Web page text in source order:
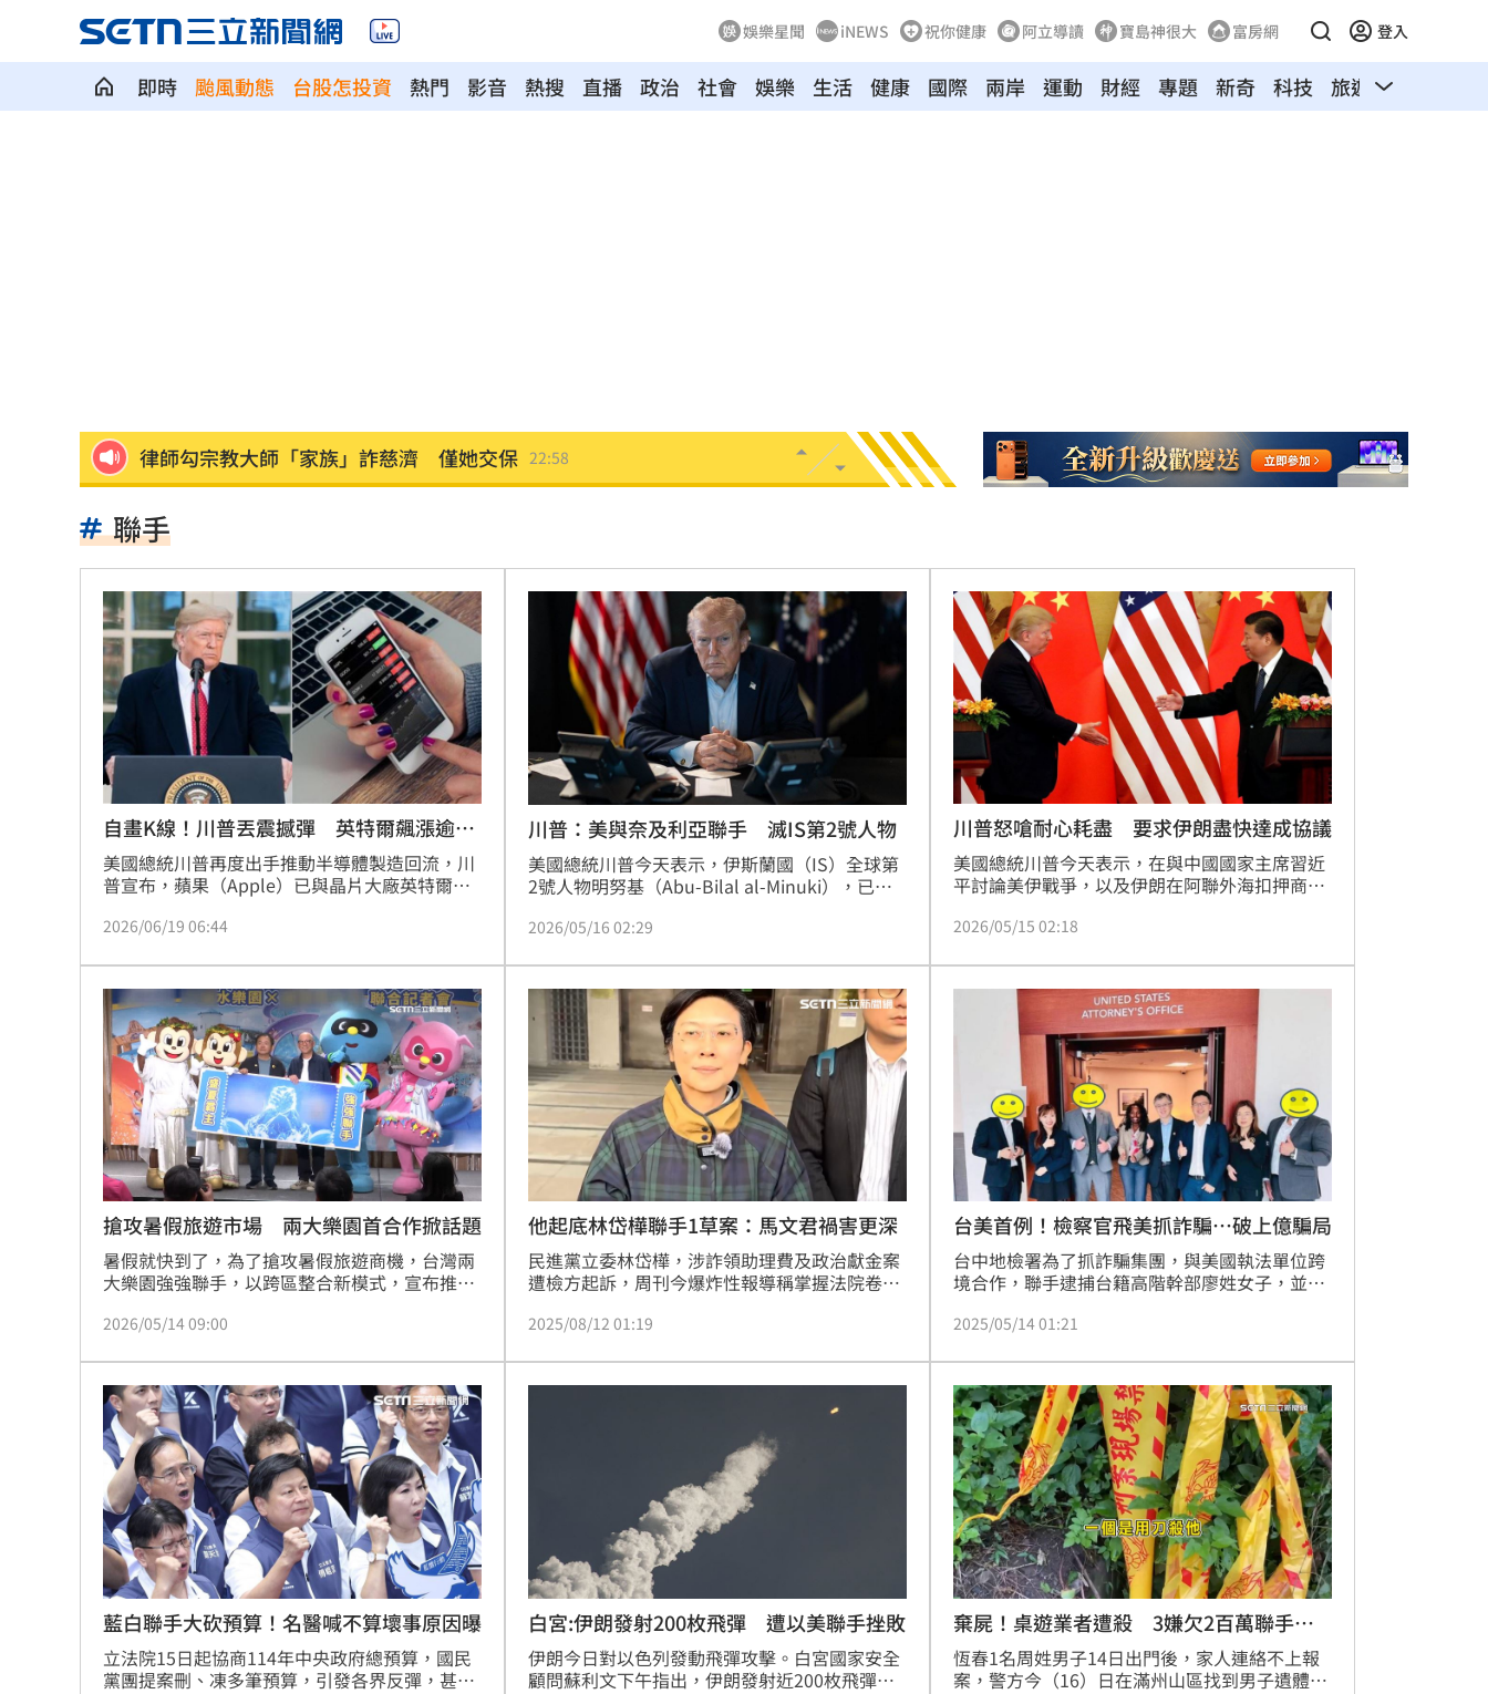
娛樂星聞 iNEWS 祝你健康 阿立導讀 寶島神很大 富房網 登入
即時 颱風動態 台股怎投資 熱門 影音 熱搜 直播 政治 社會 娛樂 生活 健康 國際 兩岸 運動 財經 專題 新奇 科技 旅遊 汽車
律師勾宗教大師「家族」詐慈濟 僅她交保 22:58
圖書館借書作者賺什麼？菜販作家：有錢領
日神級甜點快閃台北！連5天「買一送一」
逾21萬員工受惠！美銀年砸78億補助瘦瘦針
屏東綠鬣蜥已抓9萬隻 最強獵人領98萬元 22:49
媽媽急過頭！瞞女兒投履歷還安... 22:46
她超商買熱狗拿3包醬！竟遭店長嗆「1句」 22:41
BNT詐慈濟10億 醫嘆：還給陳時中清白
狂打雙殺超嘔 陳傑憲換策略一揮變2分砲 22:39
洋妞穿透視裝逛越南古蹟！導覽員不忍了 22:37
毒駕無照還肇逃！南港瑪莎拉蒂男到案認了 22:35
轉戰股市遭槓桿反噬 韓健身網紅虧1500萬 22:35
EZ Way捲個資疑慮風波！關務署要出手了 22:31
台灣彩券開獎直播中 20:31
LIVE三立+24小時直播 15:27
三立iNEWS新聞台線上直播
聯手
自畫K線！川普丟震撼彈 英特爾飆漲逾
10%
美國總統川普再度出手推動半導體製造回流，川
普宣布，蘋果（Apple）已與晶片大廠英特爾
設計與生產晶片，英特爾股價終場飆漲12.89美
2026/06/19 06:44
川普：美與奈及利亞聯手 滅IS第2號人物
美國總統川普今天表示，伊斯蘭國（IS）全球第
2號人物明努基（Abu-Bilal al-Minuki），已在
斃。
2026/05/16 02:29
川普怒嗆耐心耗盡 要求伊朗盡快達成協議
美國總統川普今天表示，在與中國國家主席習近
平討論美伊戰爭，以及伊朗在阿聯外海扣押商船
2026/05/15 02:18
搶攻暑假旅遊市場 兩大樂園首合作掀話題
暑假就快到了，為了搶攻暑假旅遊商機，台灣兩
大樂園強強聯手，以跨區整合新模式，宣布推出
估入園人次翻倍，也將為國旅觀光注入新動能。
2026/05/14 09:00
他起底林岱樺聯手1草案：馬文君禍害更深
民進黨立委林岱樺，涉詐領助理費及政治獻金案
遭檢方起訴，周刊今爆炸性報導稱掌握法院卷
手機對話自稱「頂禮恩師、擁抱老公」、「愛您
榮欽也揪1過往直言，還有禍害更深的「她」仍
在國會傷害台灣國防。
2025/08/12 01:19
台美首例！檢察官飛美抓詐騙…破上億騙局
台中地檢署為了抓詐騙集團，與美國執法單位跨
境合作，聯手逮捕台籍高階幹部廖姓女子，並查
Richard Mille粉紅鑽表；檢察官張富均更親自赴
安全調查署團隊來台取證調查，開創台美互助偵
查首例。
2025/05/14 01:21
藍白聯手大砍預算！名醫喊不算壞事原因曝
立法院15日起協商114年中央政府總預算，國民
黨團提案刪、凍多筆預算，引發各界反彈，甚至
白宮:伊朗發射200枚飛彈 遭以美聯手挫敗
伊朗今日對以色列發動飛彈攻擊。白宮國家安全
顧問蘇利文下午指出，伊朗發射近200枚飛彈，
棄屍！桌遊業者遭殺 3嫌欠2百萬聯手犯
案
恆春1名周姓男子14日出門後，家人連絡不上報
案，警方今（16）日在滿州山區找到男子遺體。